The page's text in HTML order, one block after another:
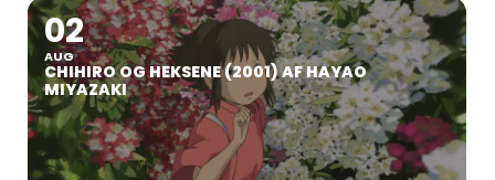
02
AUG
CHIHIRO OG HEKSENE (2001) AF HAYAO
MIYAZAKI